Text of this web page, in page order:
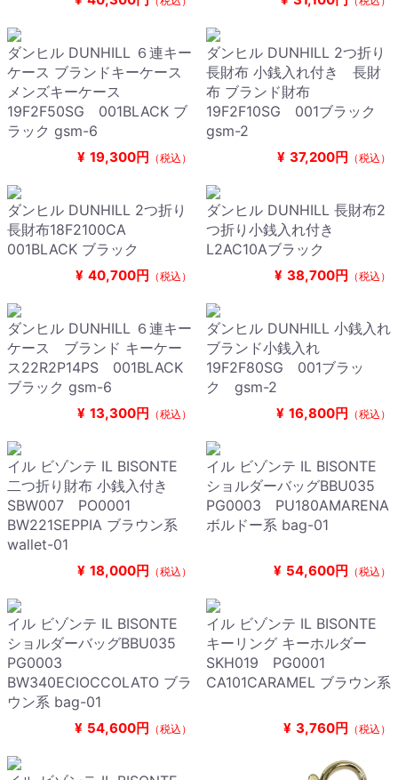
ダンヒル DUNHILL ６連キー
ケース ブランドキーケース
メンズキーケース
19F2F50SG 001BLACK ブ
ラック gsm-6
¥ 19,300円 （税込）
ダンヒル DUNHILL 2つ折り
長財布 小銭入れ付き 長財
布 ブランド財布
19F2F10SG 001ブラック
gsm-2
¥ 37,200円 （税込）
ダンヒル DUNHILL 2つ折り
長財布18F2100CA
001BLACK ブラック
¥ 40,700円 （税込）
ダンヒル DUNHILL 長財布2
つ折り小銭入れ付き
L2AC10Aブラック
¥ 38,700円 （税込）
ダンヒル DUNHILL ６連キー
ケース ブランド キーケー
ス22R2P14PS 001BLACK
ブラック gsm-6
¥ 13,300円 （税込）
ダンヒル DUNHILL 小銭入れ
ブランド小銭入れ
19F2F80SG 001ブラッ
ク gsm-2
¥ 16,800円 （税込）
イル ビゾンテ IL BISONTE
二つ折り財布 小銭入付き
SBW007 PO0001
BW221SEPPIA ブラウン系
wallet-01
¥ 18,000円 （税込）
イル ビゾンテ IL BISONTE
ショルダーバッグBBU035
PG0003 PU180AMARENA
ボルドー系 bag-01
¥ 54,600円 （税込）
イル ビゾンテ IL BISONTE
ショルダーバッグBBU035
PG0003
BW340ECIOCCOLATO ブラ
ウン系 bag-01
¥ 54,600円 （税込）
イル ビゾンテ IL BISONTE
キーリング キーホルダー
SKH019 PG0001
CA101CARAMEL ブラウン系
¥ 3,760円 （税込）